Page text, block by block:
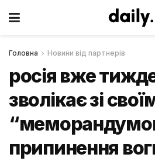
Головна Новини від партнерів
росія вже
зволікає зі
припинення